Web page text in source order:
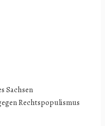
Sachsen
Rechtspopulismus